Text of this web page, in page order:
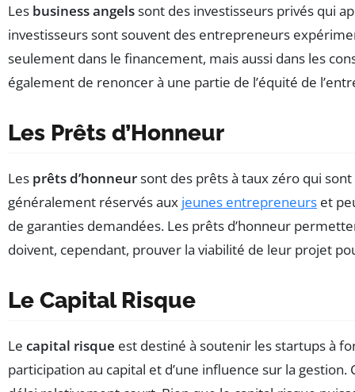
Les business angelssont des investisseurs privés qui
investisseurs sont souvent des entrepreneurs
seulement dans le financement, mais aussi dans les
également de renoncer à une partie de l’équité de
Les Prêts d’Honneur
Les prêts d’honneursont des prêts à taux zéro qui
généralement réservés aux jeunes entrepreneurs et
de garanties demandées. Les prêts d’honneur
doivent, cependant, prouver la viabilité de leur projet
Le Capital Risque
Le capital risque est destiné à soutenir les startups à
participation au capital et d’une influence sur la